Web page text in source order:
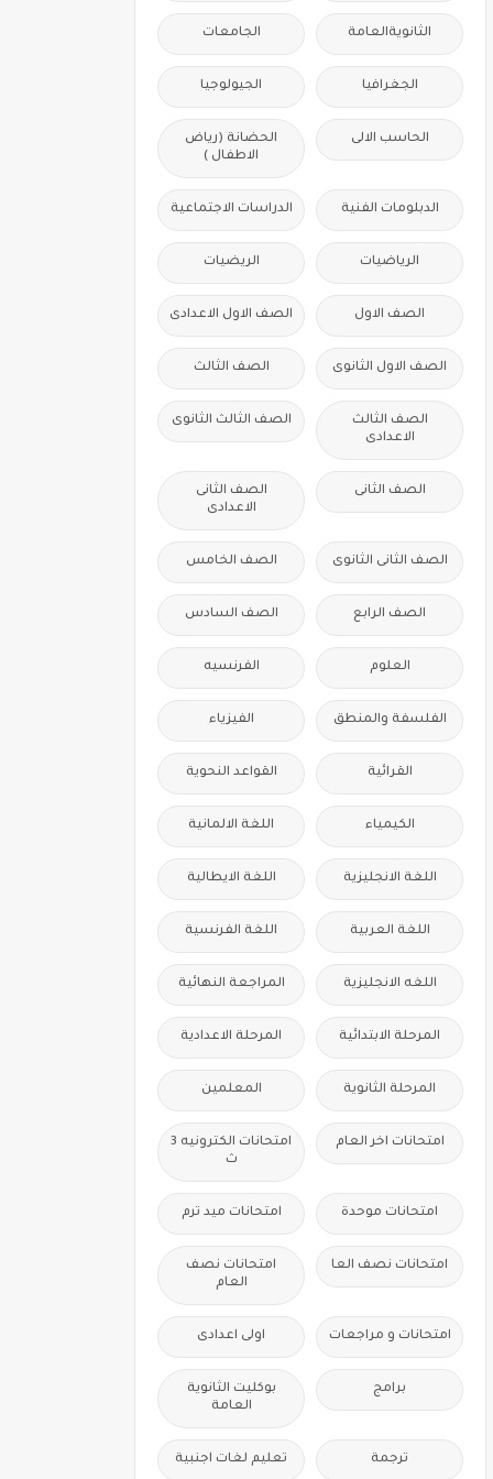
الثانويةالعامة الجامعات
الجغرافيا الجيولوجيا
الحاسب الالى
الحضانة (رياض
الاطفال )
الدبلومات الفنية الدراسات الاجتماعية
الرياضيات الريضيات
الصف الاول الصف الاول الاعدادى
الصف الاول الثانوى الصف الثالث
الصف الثالث
الاعدادى
الصف الثالث الثانوى
الصف الثانى
الصف الثانى
الاعدادى
الصف الثانى الثانوى الصف الخامس
الصف الرابع الصف السادس
العلوم الفرنسيه
الفلسفة والمنطق الفيزياء
القرائية القواعد النحوية
الكيمياء اللغة الالمانية
اللغة الانجليزية اللغة الايطالية
اللغة العربية اللغة الفرنسية
اللغه الانجليزية المراجعة النهائية
المرحلة الابتدائية المرحلة الاعدادية
المرحلة الثانوية المعلمين
امتحانات اخر العام
امتحانات الكترونيه 3
ث
امتحانات موحدة امتحانات ميد ترم
امتحانات نصف العا
امتحانات نصف
العام
امتحانات و مراجعات اولى اعدادى
برامج
بوكليت الثانوية
العامة
ترجمة تعليم لغات اجنبية